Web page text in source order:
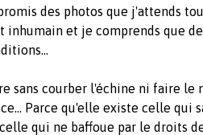
des photos que j'attends
inhumain et je comprends que
sans courber l'échine ni faire le
Parce qu'elle existe celle qui
qui ne baffoue par le droits